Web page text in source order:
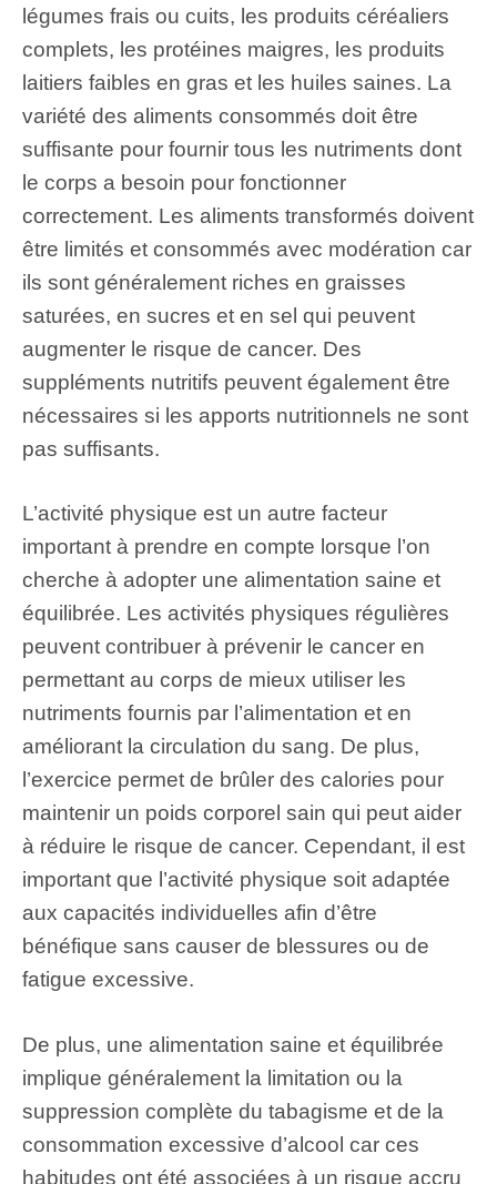
légumes frais ou cuits, les produits céréaliers
complets, les protéines maigres, les produits
laitiers faibles en gras et les huiles saines. La
variété des aliments consommés doit être
suffisante pour fournir tous les nutriments dont
le corps a besoin pour fonctionner
correctement. Les aliments transformés doivent
être limités et consommés avec modération car
ils sont généralement riches en graisses
saturées, en sucres et en sel qui peuvent
augmenter le risque de cancer. Des
suppléments nutritifs peuvent également être
nécessaires si les apports nutritionnels ne sont
pas suffisants.
L’activité physique est un autre facteur
important à prendre en compte lorsque l’on
cherche à adopter une alimentation saine et
équilibrée. Les activités physiques régulières
peuvent contribuer à prévenir le cancer en
permettant au corps de mieux utiliser les
nutriments fournis par l’alimentation et en
améliorant la circulation du sang. De plus,
l’exercice permet de brûler des calories pour
maintenir un poids corporel sain qui peut aider
à réduire le risque de cancer. Cependant, il est
important que l’activité physique soit adaptée
aux capacités individuelles afin d’être
bénéfique sans causer de blessures ou de
fatigue excessive.
De plus, une alimentation saine et équilibrée
implique généralement la limitation ou la
suppression complète du tabagisme et de la
consommation excessive d’alcool car ces
habitudes ont été associées à un risque accru